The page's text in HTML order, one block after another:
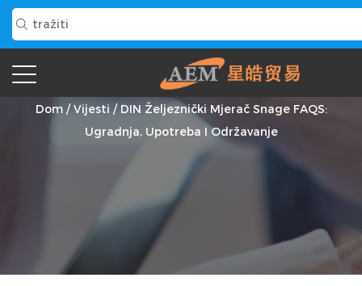
Vijesti
Dom/Vijesti / DIN Željeznički Mjerač Snage FAQS:
Ugradnja, Upotreba I Održavanje